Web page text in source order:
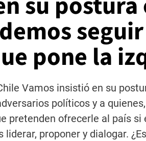
pone la
Vamos insistió en su
políticos y a
pretenden ofrecerle al país
proponer y dialogar.